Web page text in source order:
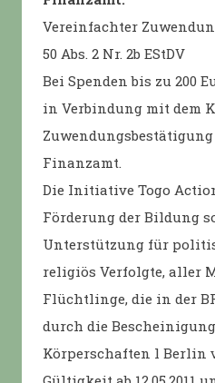
Vereinfachter
50 Abs. 2 Nr. 2b EStDV
Bei Spenden bis zu 200
in Verbindung mit dem
Finanzamt.
Die Initiative Togo
Förderung der Bildung
Unterstützung für
religiös Verfolgte, aller
Flüchtlinge, die in der
durch die
Körperschaften l Berlin